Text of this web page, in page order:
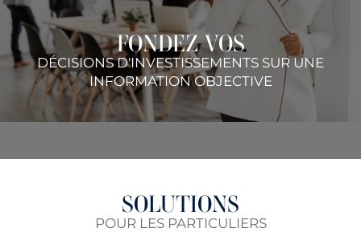
FONDEZ VOS
DÉCISIONS D'INVESTISSEMENTS SUR UNE
INFORMATION OBJECTIVE
SOLUTIONS
POUR LES PARTICULIERS